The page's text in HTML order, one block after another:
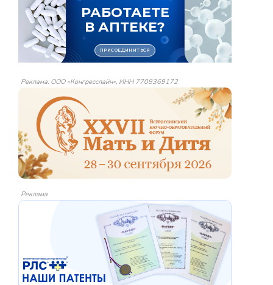
Реклама: ООО «Конгресслайн», ИНН 7708369172
Реклама